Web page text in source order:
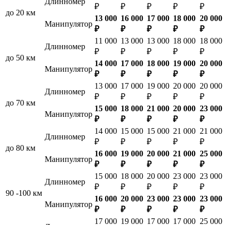
до 20 км
₽
₽
₽
₽
₽
Манипулятор
13 000
₽
16 000
₽
17 000
₽
18 000
₽
20 000
₽
до 50 км
Длинномер
11 000
₽
13 000
₽
13 000
₽
18 000
₽
18 000
₽
Манипулятор
14 000
₽
17 000
₽
18 000
₽
19 000
₽
20 000
₽
до 70 км
Длинномер
13 000
₽
17 000
₽
19 000
₽
20 000
₽
20 000
₽
Манипулятор
15 000
₽
18 000
₽
21 000
₽
20 000
₽
23 000
₽
до 80 км
Длинномер
14 000
₽
15 000
₽
15 000
₽
21 000
₽
21 000
₽
Манипулятор
16 000
₽
19 000
₽
20 000
₽
21 000
₽
25 000
₽
90 -100 км
Длинномер
15 000
₽
18 000
₽
20 000
₽
23 000
₽
23 000
₽
Манипулятор
16 000
₽
20 000
₽
23 000
₽
23 000
₽
23 000
₽
17 000 19 000 17 000 17 000 25 000